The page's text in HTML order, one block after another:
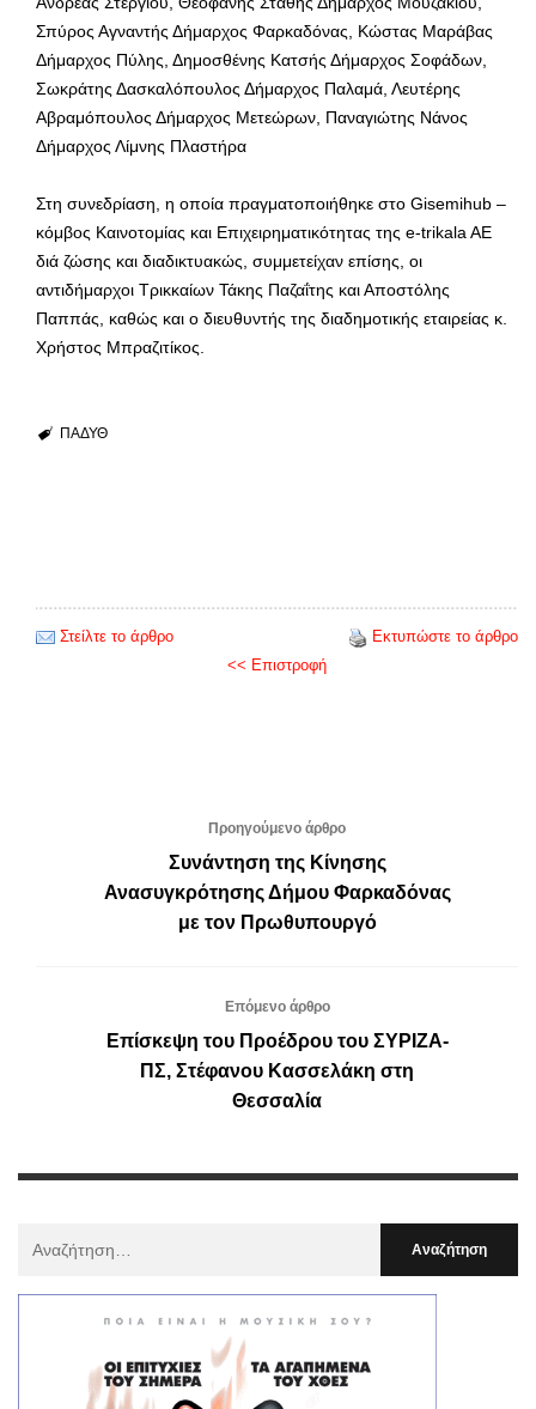
Σπύρος Αγναντής Δήμαρχος Φαρκαδόνας, Κώστας Μαράβας
Δήμαρχος Πύλης, Δημοσθένης Κατσής Δήμαρχος Σοφάδων,
Σωκράτης Δασκαλόπουλος Δήμαρχος Παλαμά, Λευτέρης
Αβραμόπουλος Δήμαρχος Μετεώρων, Παναγιώτης Νάνος
Δήμαρχος Λίμνης Πλαστήρα
Στη συνεδρίαση, η οποία πραγματοποιήθηκε στο Gisemihub –
κόμβος Καινοτομίας και Επιχειρηματικότητας της e-trikala AE
διά ζώσης και διαδικτυακώς, συμμετείχαν επίσης, οι
αντιδήμαρχοι Τρικκαίων Τάκης Παζαΐτης και Αποστόλης
Παππάς, καθώς και ο διευθυντής της διαδημοτικής εταιρείας κ.
Χρήστος Μπραζιτίκος.
ΠΑΔΥΘ
Στείλτε το άρθρο
Εκτυπώστε το άρθρο
<< Επιστροφή
Προηγούμενο άρθρο
Συνάντηση της Κίνησης
Ανασυγκρότησης Δήμου Φαρκαδόνας
με τον Πρωθυπουργό
Επόμενο άρθρο
Επίσκεψη του Προέδρου του ΣΥΡΙΖΑ-
ΠΣ, Στέφανου Κασσελάκη στη
Θεσσαλία
: